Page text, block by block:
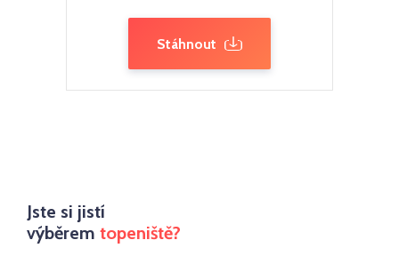
Stáhnout
Jste si jistí
výběrem topeniště?